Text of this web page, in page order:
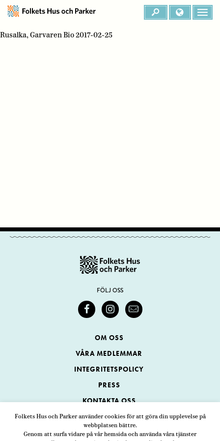
Folkets Hus och Parker använder cookies för att göra din upplevelse på
webbplatsen bättre.
Genom att surfa vidare på vår hemsida och använda våra tjänster
Rusalka, Garvaren Bio 2017-02-25
FÖLJ OSS
OM OSS
VÅRA MEDLEMMAR
INTEGRITETSPOLICY
PRESS
KONTAKTA OSS
Folkets Hus och Parker